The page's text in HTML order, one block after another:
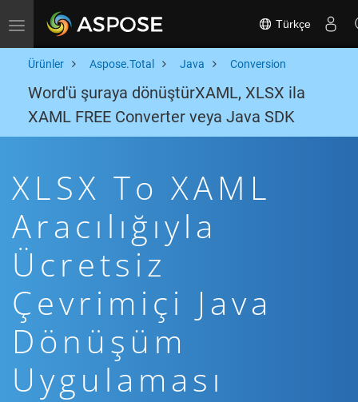
Toggle navigation Türkçe
Ürünler Aspose.Total Java Conversion
Word'ü şuraya dönüştürXAML, XLSX ila
XAML FREE Converter veya Java SDK
XLSX To XAML
Aracılığıyla
Ücretsiz
Çevrimiçi Java
Dönüşüm
Uygulaması